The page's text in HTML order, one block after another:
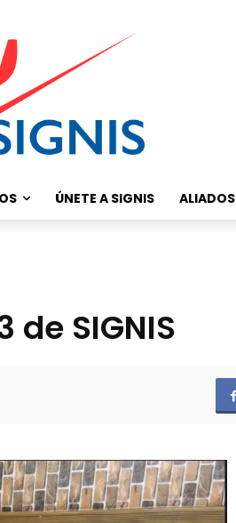
ÚNETE A SIGNIS ALIADOS
SIGNIS